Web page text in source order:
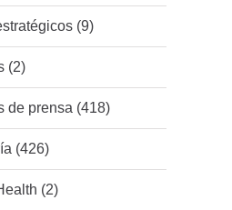
(9)
(2)
de prensa (418)
(426)
(2)